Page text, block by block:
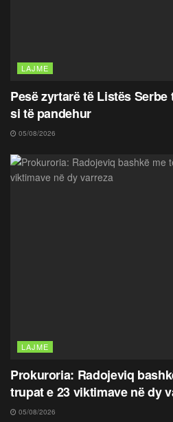
LAJME
Pesë zyrtarë të Listës
si të pandehur
05/08/2026
LAJME
Prokuroria: Radojeviq
trupat e 23 viktimave në dy
05/08/2026